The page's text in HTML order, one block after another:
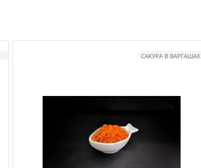
САКУРА В ВАРГАШАХ